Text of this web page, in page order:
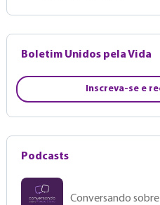
Boletim Unidos pela Vida
Inscreva-se e
Podcasts
Conversando